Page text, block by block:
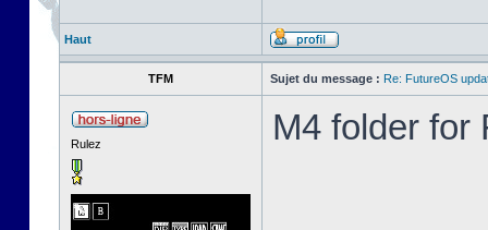
Haut
TFM Sujet du message : Re: FutureOS
Rulez M4 folder for